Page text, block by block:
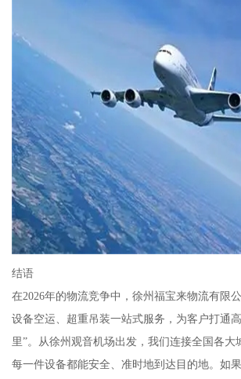
结语
在2026年的物流竞争中，徐州福宝来物流有限
设备空运、超重吊装一站式服务，为客户打通
里”。从徐州观音机场出发，我们连接全国各大
每一件设备都能安全、准时地到达目的地。如